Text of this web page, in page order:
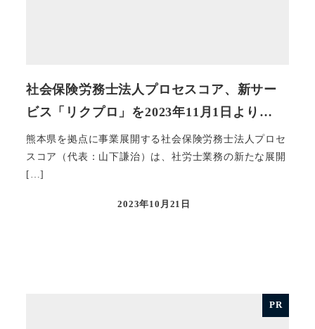
社会保険労務士法人プロセスコア、新サー
ビス「リクプロ」を2023年11月1日より…
熊本県を拠点に事業展開する社会保険労務士法人プロセ
スコア（代表：山下謙治）は、社労士業務の新たな展開
[…]
投稿日
2023年10月21日
PR